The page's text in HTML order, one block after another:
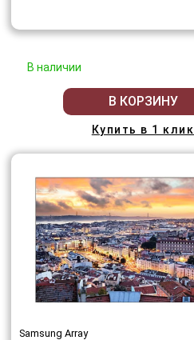
В наличии
В КОРЗИНУ
Купить в 1 клик
Samsung Array